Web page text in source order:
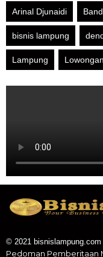
Arinal Djunaidi
bisnis lampung
Lampung
© 2021
Pedoman Pemberitaan